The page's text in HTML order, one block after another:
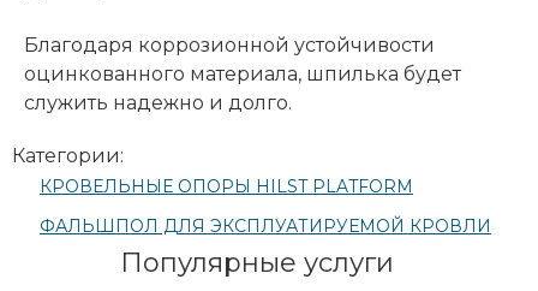
Благодаря коррозионной устойчивости
оцинкованного материала, шпилька будет
служить надежно и долго.
Категории:
КРОВЕЛЬНЫЕ ОПОРЫ HILST PLATFORM
ФАЛЬШПОЛ ДЛЯ ЭКСПЛУАТИРУЕМОЙ КРОВЛИ
Популярные услуги